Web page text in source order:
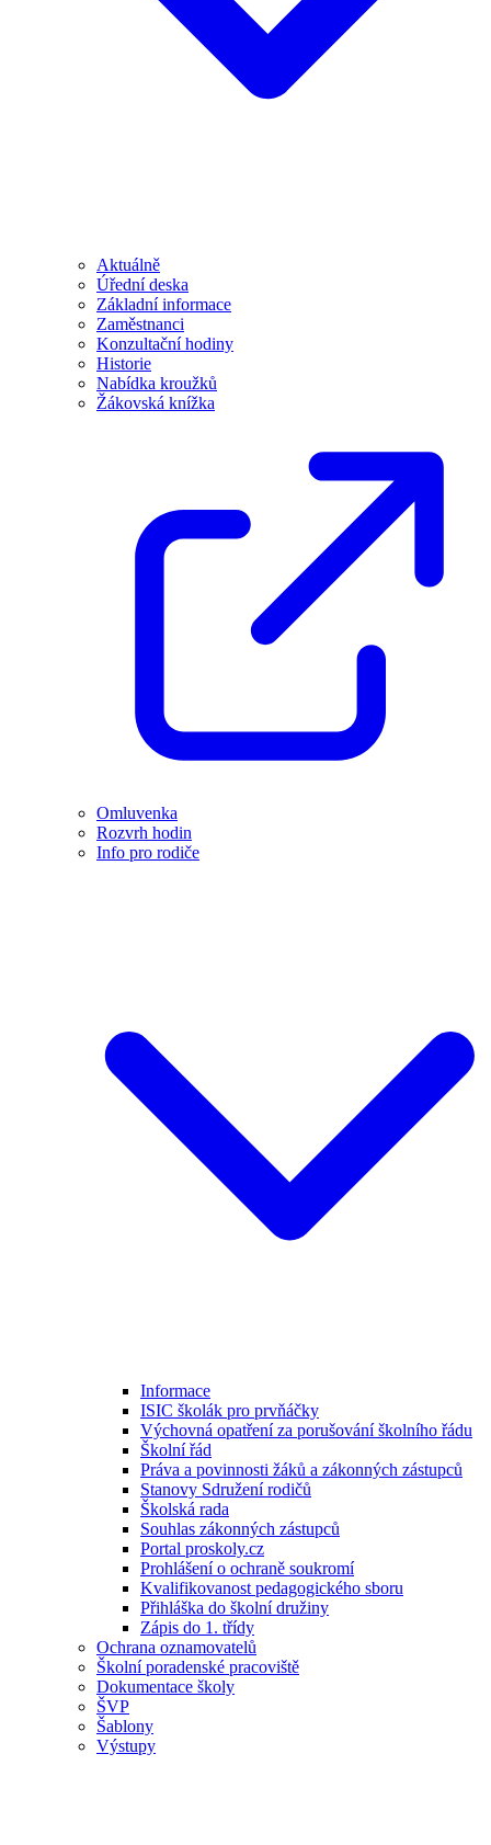
Aktuálně
Úřední deska
Základní informace
Zaměstnanci
Konzultační hodiny
Historie
Nabídka kroužků
Žákovská knížka
Omluvenka
Rozvrh hodin
Info pro rodiče
Informace
ISIC školák pro prvňáčky
Výchovná opatření za porušování školního řádu
Školní řád
Práva a povinnosti žáků a zákonných zástupců
Stanovy Sdružení rodičů
Školská rada
Souhlas zákonných zástupců
Portal proskoly.cz
Prohlášení o ochraně soukromí
Kvalifikovanost pedagogického sboru
Přihláška do školní družiny
Zápis do 1. třídy
Ochrana oznamovatelů
Školní poradenské pracoviště
Dokumentace školy
ŠVP
Šablony
Výstupy